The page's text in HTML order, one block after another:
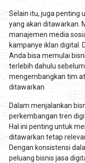
Selain itu, juga penting
yang akan ditawarkan.
manajemen media
kampanye iklan digital.
Anda bisa memulai
terlebih dahulu
mengembangkan tim
ditawarkan.
Dalam menjalankan
perkembangan tren
Hal ini penting untuk
ditawarkan tetap
Dengan konsistensi
peluang bisnis jasa